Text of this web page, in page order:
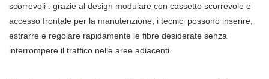
scorrevoli : grazie al design modulare con cassetto scorrevole e
accesso frontale per la manutenzione, i tecnici possono inserire,
estrarre e regolare rapidamente le fibre desiderate senza
interrompere il traffico nelle aree adiacenti.